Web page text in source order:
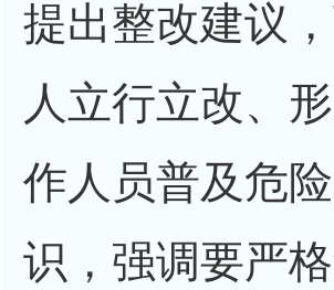
提出整改建议
人立行立改、
作人员普及危
识，强调要严